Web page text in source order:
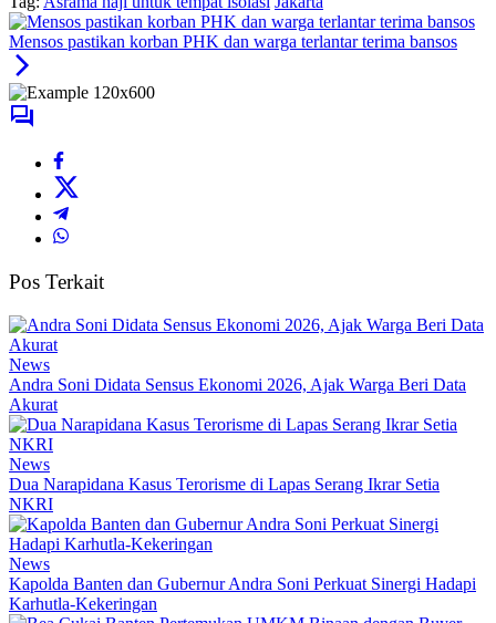
Mensos pastikan korban PHK dan warga terlantar terima bansos
Pos Terkait
News
Andra Soni Didata Sensus Ekonomi 2026, Ajak Warga Beri Data
Akurat
News
Dua Narapidana Kasus Terorisme di Lapas Serang Ikrar Setia
NKRI
News
Kapolda Banten dan Gubernur Andra Soni Perkuat Sinergi Hadapi
Karhutla-Kekeringan